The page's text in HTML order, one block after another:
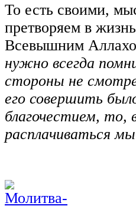
То есть своими,
претворяем в
Всевышним
нужно всегда
стороны не
его совершить
благочестием, то,
расплачиваться